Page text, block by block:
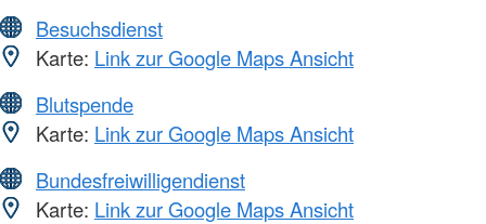
Besuchsdienst
Karte: Link zur Google Maps Ansicht
Blutspende
Karte: Link zur Google Maps Ansicht
Bundesfreiwilligendienst
Karte: Link zur Google Maps Ansicht